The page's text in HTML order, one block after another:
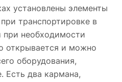
установлены элементы
транспортировке в
необходимости
открывается и можно
оборудования,
Есть два кармана,